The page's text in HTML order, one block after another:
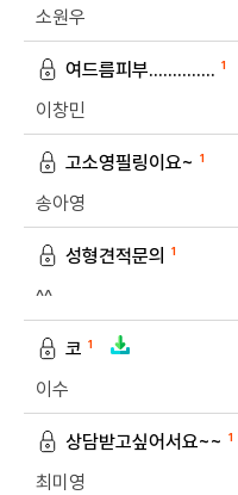
소원우
여드름피부.............. 1
이창민
고소영필링이요~ 1
송아영
성형견적문의 1
^^
코 1
이수
상담받고싶어서요~~ 1
최미영
개인정보수
개인정보 제공받는자
드림페이스
수집하는 개인정보
개인정보 수집이용 목적
개인정보 보유 및 이용기간
수집 및 이용 목적 달성 또는